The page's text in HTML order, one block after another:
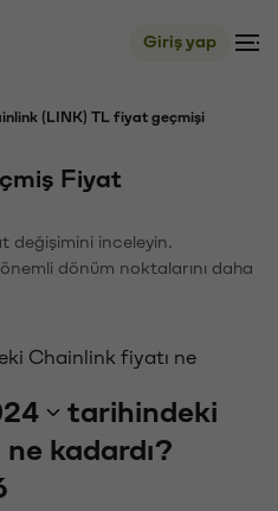
Giriş yap
(LINK) TL fiyat geçmişi
Fiyat
değişimini inceleyin.
dönüm noktalarını daha
Chainlink fiyatı ne
tarihindeki
kadardı?